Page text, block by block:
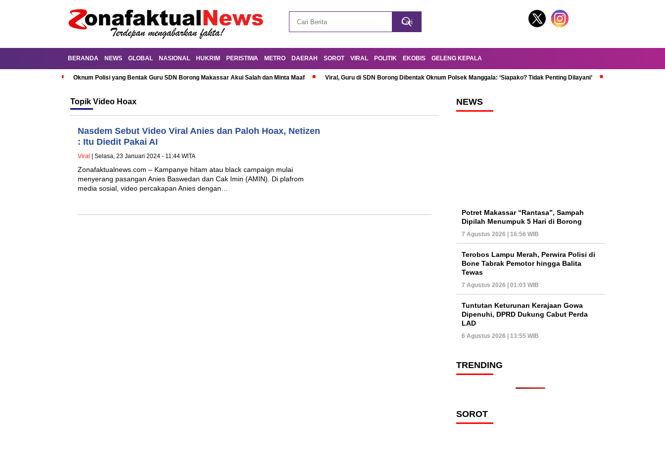
BERANDA NEWS GLOBAL NASIONAL HUKRIM PERISTIWA METRO DAERAH SOROT VIRAL POLITIK EKOBIS GELENG KEPALA
Oknum Polisi yang Bentak Guru SDN Borong Makassar Akui Salah dan Minta Maaf Viral, Guru di SDN Borong Dibentak Oknum Polsek Manggala: ‘Siapako? Tidak Penting Dilayani’
Topik Video Hoax
Nasdem Sebut Video Viral Anies dan Paloh Hoax, Netizen
: Itu Diedit Pakai AI
Viral | Selasa, 23 Januari 2024 - 11:44 WITA
Zonafaktualnews.com – Kampanye hitam atau black campaign mulai
menyerang pasangan Anies Baswedan dan Cak Imin (AMIN). Di plafrom
media sosial, video percakapan Anies dengan…
NEWS
Potret Makassar “Rantasa”, Sampah
Dipilah Menumpuk 5 Hari di Borong
7 Agustus 2026 | 16:56 WIB
Terobos Lampu Merah, Perwira Polisi di
Bone Tabrak Pemotor hingga Balita
Tewas
7 Agustus 2026 | 01:03 WIB
Tuntutan Keturunan Kerajaan Gowa
Dipenuhi, DPRD Dukung Cabut Perda
LAD
6 Agustus 2026 | 13:55 WIB
TRENDING
SOROT